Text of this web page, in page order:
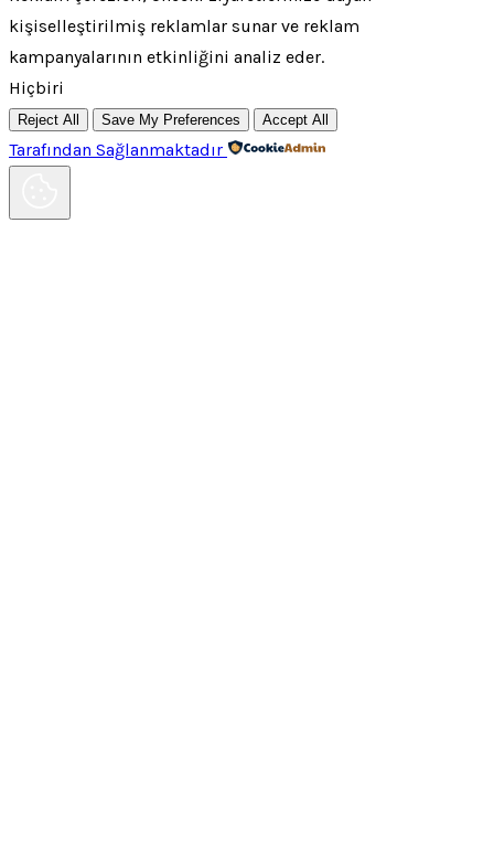
kişiselleştirilmiş reklamlar sunar ve reklam
kampanyalarının etkinliğini analiz eder.
Hiçbiri
Reject All Save My Preferences Accept All
Tarafından Sağlanmaktadır